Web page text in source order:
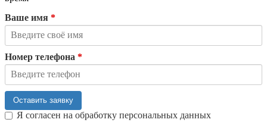
Ваше имя *
Номер телефона *
Оставить заявку
Я согласен на обработку персональных данных